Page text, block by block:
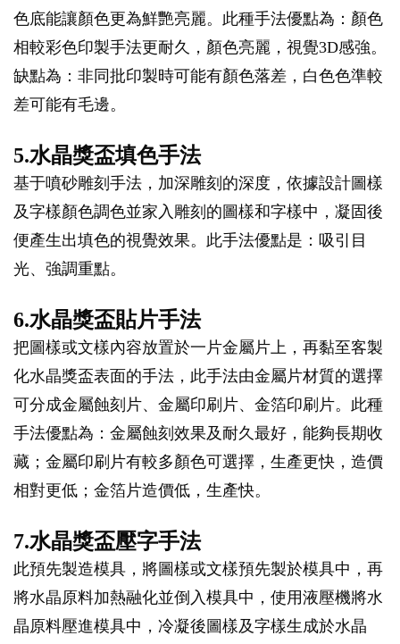
色底能讓顏色更為鮮艷亮麗。此種手法優點為：顏色
相較彩色印製手法更耐久，顏色亮麗，視覺3D感強。
缺點為：非同批印製時可能有顏色落差，白色色準較
差可能有毛邊。
5.水晶獎盃填色手法
基于噴砂雕刻手法，加深雕刻的深度，依據設計圖樣
及字樣顏色調色並家入雕刻的圖樣和字樣中，凝固後
便產生出填色的視覺效果。此手法優點是：吸引目
光、強調重點。
6.水晶獎盃貼片手法
把圖樣或文樣內容放置於一片金屬片上，再黏至客製
化水晶獎盃表面的手法，此手法由金屬片材質的選擇
可分成金屬蝕刻片、金屬印刷片、金箔印刷片。此種
手法優點為：金屬蝕刻效果及耐久最好，能夠長期收
藏；金屬印刷片有較多顏色可選擇，生產更快，造價
相對更低；金箔片造價低，生產快。
7.水晶獎盃壓字手法
此預先製造模具，將圖樣或文樣預先製於模具中，再
將水晶原料加熱融化並倒入模具中，使用液壓機將水
晶原料壓進模具中，冷凝後圖樣及字樣生成於水晶